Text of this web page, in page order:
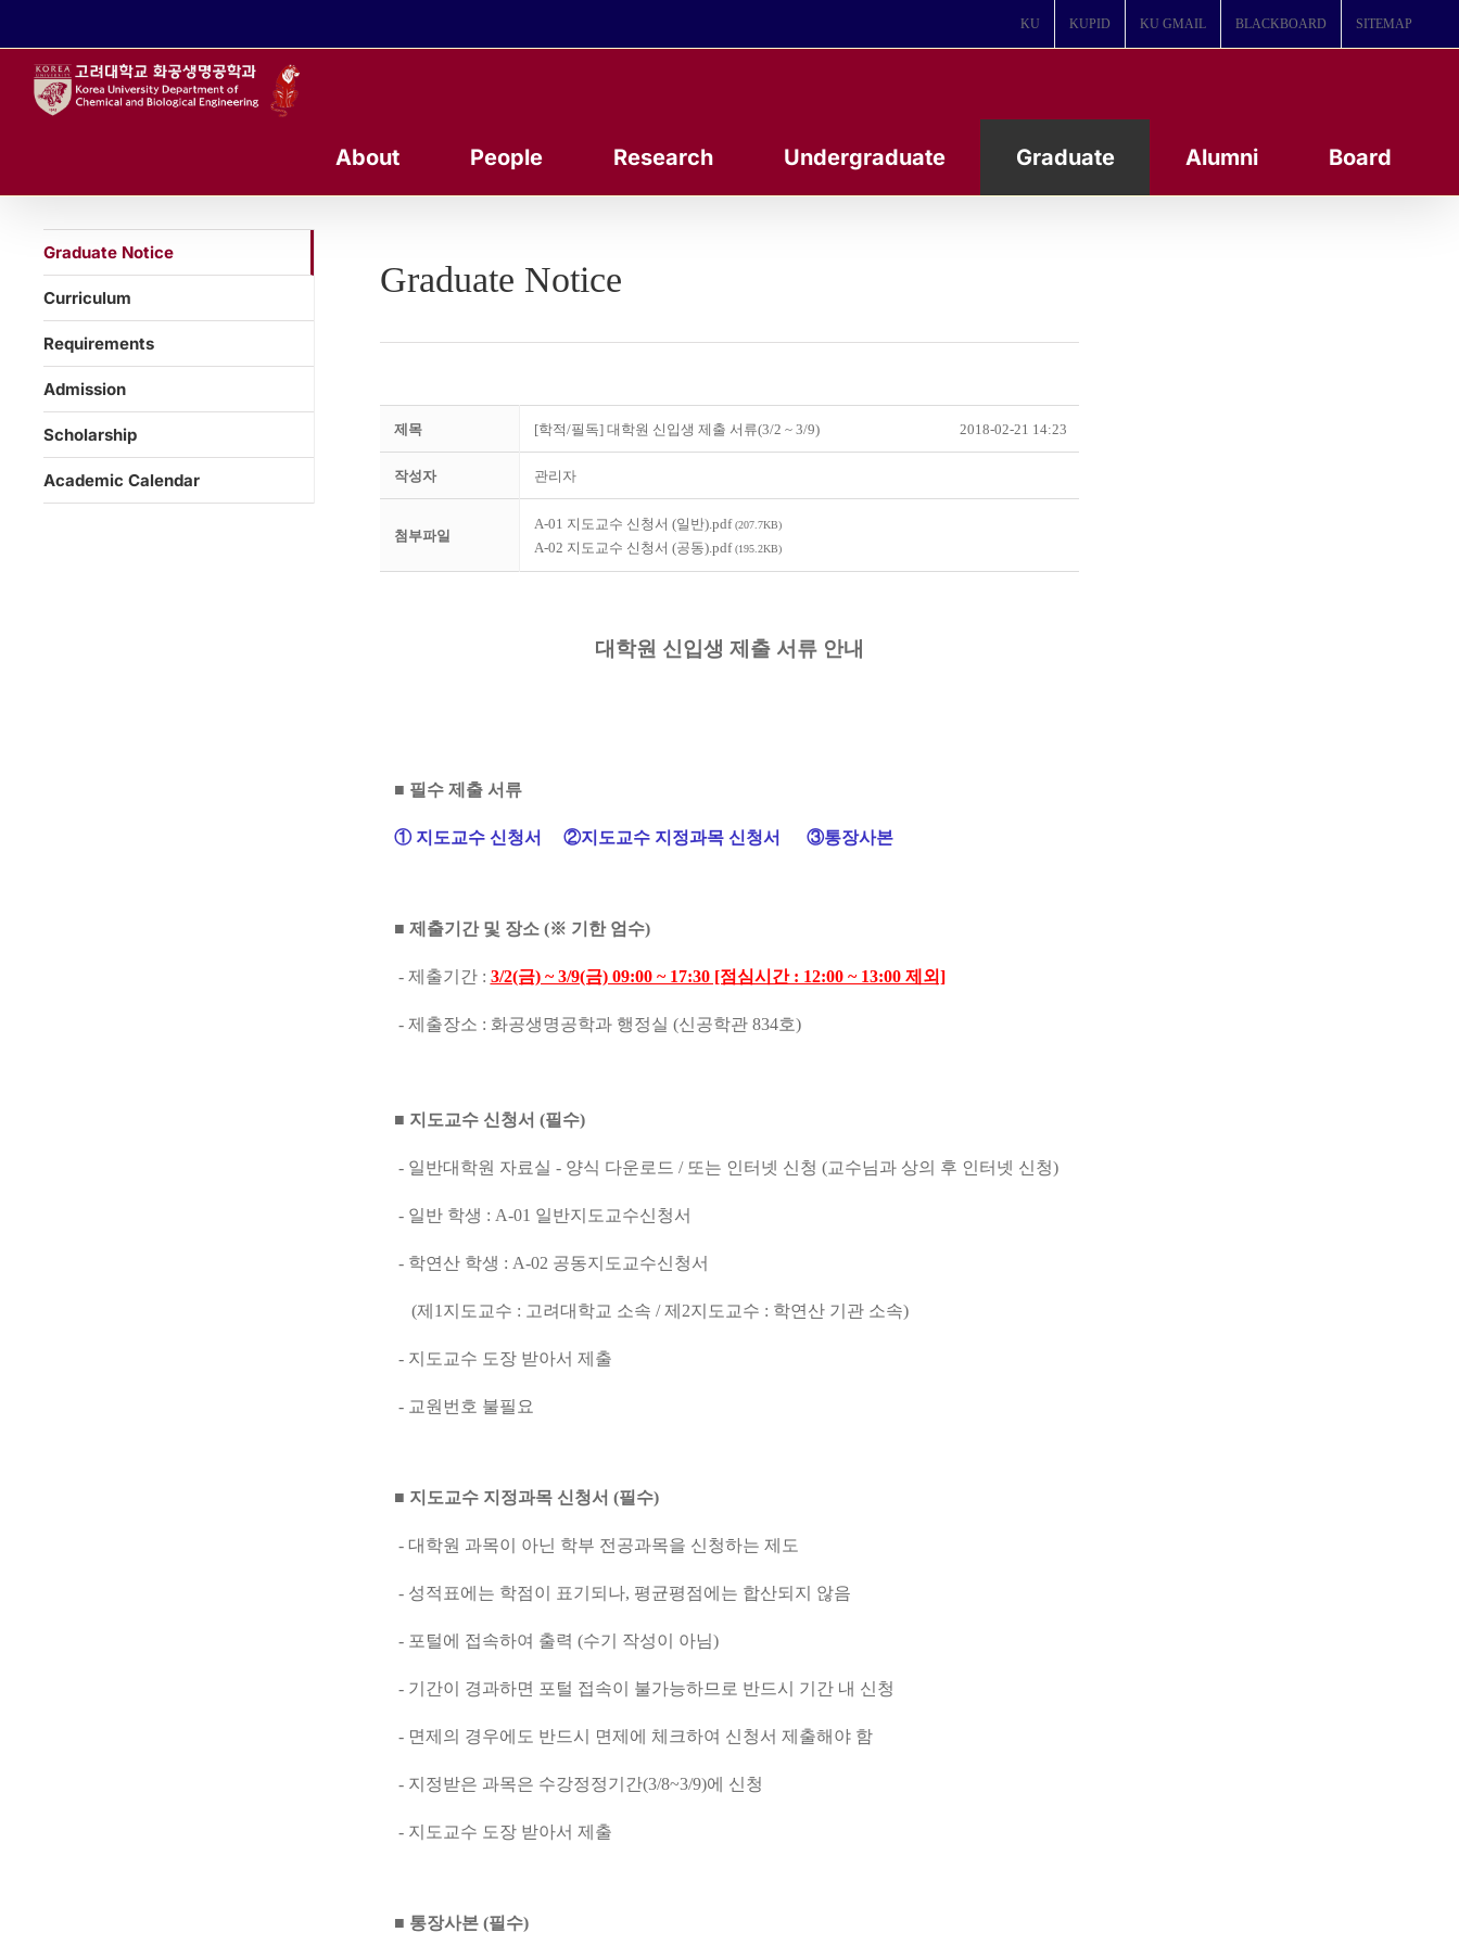
KU KUPID KU GMAIL BLACKBOARD SITEMAP
About People Research Undergraduate Graduate Alumni Board
Graduate Notice
제목 [학적/필독] 대학원 신입생 제출 서류(3/2 ~ 3/9) 2018-02-21 14:23
작성자 관리자
첨부파일
A-01 지도교수 신청서 (일반).pdf(207.7KB)
A-02 지도교수 신청서 (공동).pdf(195.2KB)
대학원 신입생 제출 서류 안내
■ 필수 제출 서류
① 지도교수 신청서 ②지도교수 지정과목 신청서 ③통장사본
■ 제출기간 및 장소 (※ 기한 엄수)
- 제출기간 : 3/2(금) ~ 3/9(금) 09:00 ~ 17:30 [점심시간 : 12:00 ~ 13:00 제외]
- 제출장소 : 화공생명공학과 행정실 (신공학관 834호)
■ 지도교수 신청서 (필수)
- 일반대학원 자료실 - 양식 다운로드 / 또는 인터넷 신청 (교수님과 상의 후 인터넷 신청)
- 일반 학생 : A-01 일반지도교수신청서
- 학연산 학생 : A-02 공동지도교수신청서
(제1지도교수 : 고려대학교 소속 / 제2지도교수 : 학연산 기관 소속)
- 지도교수 도장 받아서 제출
- 교원번호 불필요
■ 지도교수 지정과목 신청서 (필수)
- 대학원 과목이 아닌 학부 전공과목을 신청하는 제도
- 성적표에는 학점이 표기되나, 평균평점에는 합산되지 않음
- 포털에 접속하여 출력 (수기 작성이 아님)
- 기간이 경과하면 포털 접속이 불가능하므로 반드시 기간 내 신청
- 면제의 경우에도 반드시 면제에 체크하여 신청서 제출해야 함
- 지정받은 과목은 수강정정기간(3/8~3/9)에 신청
- 지도교수 도장 받아서 제출
■ 통장사본 (필수)
Graduate Notice
Curriculum
Requirements
Admission
Scholarship
Academic Calendar